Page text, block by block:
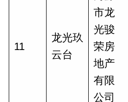
11
龙光玖
云台
市龙
光骏
荣房
地产
有限
公司